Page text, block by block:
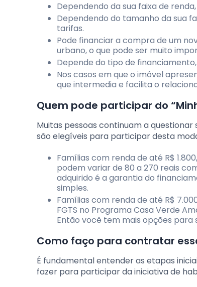
Dependendo da sua faixa de
Dependendo do tamanho da sua
tarifas.
Pode financiar a compra de um
urbano, o que pode ser muito
Depende do tipo de
Nos casos em que o imóvel
que intermedia e facilita o
Quem pode participar do
Muitas pessoas continuam a
são elegíveis para participar desta
Famílias com renda de até R$
podem variar de 80 a 270 reais
adquirido é a garantia do
simples.
Famílias com renda de até R$
FGTS no Programa Casa Verde
Então você tem mais opções para
Como faço para contratar
É fundamental entender as etapas
fazer para participar da iniciativa de